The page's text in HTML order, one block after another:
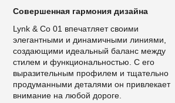
Совершенная гармония дизайна
Lynk & Co 01 впечатляет своими
элегантными и динамичными линиями,
создающими идеальный баланс между
стилем и функциональностью. С его
выразительным профилем и тщательно
продуманными деталями он привлекает
внимание на любой дороге.